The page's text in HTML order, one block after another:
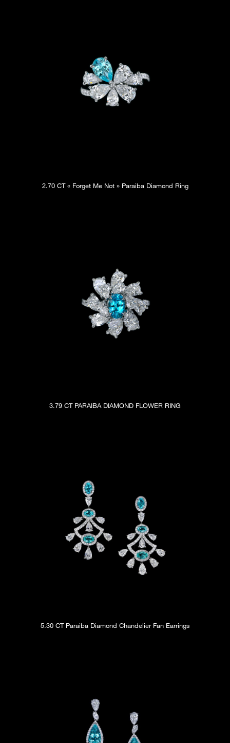
2.70 CT « Forget Me Not » Paraiba Diamond Ring
3.79 CT PARAIBA DIAMOND FLOWER RING
5.30 CT Paraiba Diamond Chandelier Fan Earrings